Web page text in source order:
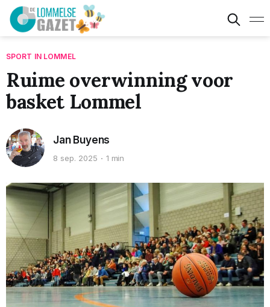
SPORT IN LOMMEL
Ruime overwinning voor
basket Lommel
Jan Buyens
8 sep. 2025 1 min